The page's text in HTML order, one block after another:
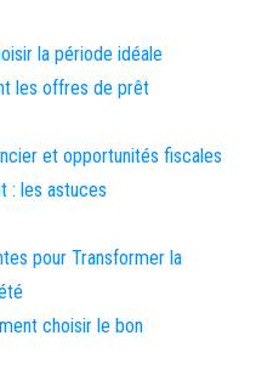
la période idéale
les offres de prêt
et opportunités fiscales
: les astuces
pour Transformer la
choisir le bon